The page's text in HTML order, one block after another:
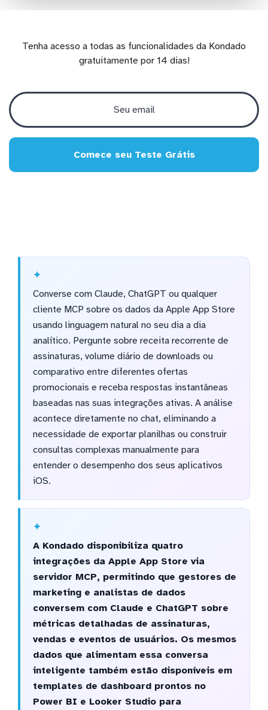
Tenha acesso a todas as funcionalidades da Kondado
gratuitamente por 14 dias!
Comece seu Teste Grátis
Converse com Claude, ChatGPT ou qualquer
cliente MCP sobre os dados da Apple App Store
usando linguagem natural no seu dia a dia
analítico. Pergunte sobre receita recorrente de
assinaturas, volume diário de downloads ou
comparativo entre diferentes ofertas
promocionais e receba respostas instantâneas
baseadas nas suas integrações ativas. A análise
acontece diretamente no chat, eliminando a
necessidade de exportar planilhas ou construir
consultas complexas manualmente para
entender o desempenho dos seus aplicativos
iOS.
A Kondado disponibiliza quatro
integrações da Apple App Store via
servidor MCP, permitindo que gestores de
marketing e analistas de dados
conversem com Claude e ChatGPT sobre
métricas detalhadas de assinaturas,
vendas e eventos de usuários. Os mesmos
dados que alimentam essa conversa
inteligente também estão disponíveis em
templates de dashboard prontos no
Power BI e Looker Studio para